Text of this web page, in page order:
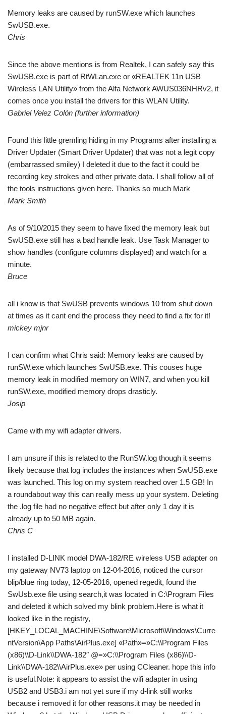
Memory leaks are caused by runSW.exe which launches
SwUSB.exe.
Chris
Since the above mentions is from Realtek, I can safely say this
SwUSB.exe is part of RtWLan.exe or «REALTEK 11n USB
Wireless LAN Utility» from the Alfa Network AWUS036NHRv2, it
comes once you install the drivers for this WLAN Utility.
Gabriel Velez Colón (further information)
Found this little gremling hiding in my Programs after installing a
Driver Updater (Smart Driver Updater) that was not a legit copy
(embarrassed smiley) I deleted it due to the fact it could be
recording key strokes and other private data. I shall follow all of
the tools instructions given here. Thanks so much Mark
Mark Smith
As of 9/10/2015 they seem to have fixed the memory leak but
SwUSB.exe still has a bad handle leak. Use Task Manager to
show handles (configure columns displayed) and watch for a
minute.
Bruce
all i know is that SwUSB prevents windows 10 from shut down
at times as it cant end the process they need to find a fix for it!
mickey mjnr
I can confirm what Chris said: Memory leaks are caused by
runSW.exe which launches SwUSB.exe. This couses huge
memory leak in modified memory on WIN7, and when you kill
runSW.exe, modified memory drops drasticly.
Josip
Came with my wifi adapter drivers.
I am unsure if this is related to the RunSW.log though it seems
likely because that log includes the instances when SwUSB.exe
was launched. This log on my system reached over 1.5 GB! In
a roundabout way this can really mess up your system. Deleting
the .log file had no negative effect but after only 1 day it is
already up to 50 MB again.
Chris C
I installed D-LINK model DWA-182/RE wireless USB adapter on
my gateway NV73 laptop on 12-04-2016, noticed the cursor
blip/blue ring today, 12-05-2016, opened regedit, found the
SwUsb.exe file using search,it was located in C:\Program Files
and deleted it which solved my blink problem.Here is what it
looked like in the registry,
[HKEY_LOCAL_MACHINE\Software\Microsoft\Windows\Curre
ntVersion\App Paths\AirPlus.exe] «Path»=»C:\\Program Files
(x86)\\D-Link\\DWA-182″ @=»C:\\Program Files (x86)\\D-
Link\\DWA-182\\AirPlus.exe» per using CCleaner. hope this info
is useful.Note: it appears to assist the wifi adapter in using
USB2 and USB3.i am not yet sure if my d-link still works
because i removed it for other reasons.it may be needed in